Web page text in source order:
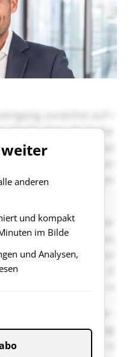
weiter
anderen
und kompakt
im Bilde
und Analysen,